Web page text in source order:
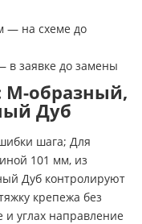
— на схеме до
в заявке до замены
М-образный,
Дуб
шага; Для
101 мм, из
Дуб контролируют
крепежа без
и углах направление